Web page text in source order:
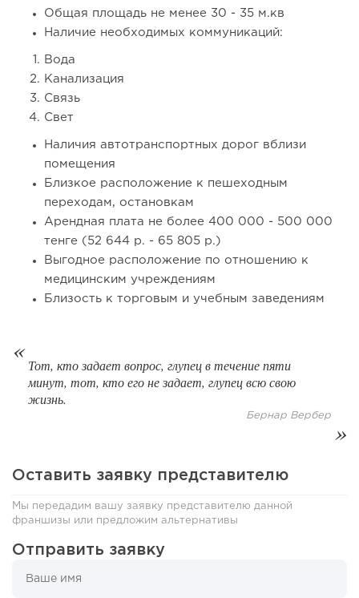
Общая площадь не менее 30 - 35 м.кв
Наличие необходимых коммуникаций:
Вода
Канализация
Связь
Свет
Наличия автотранспортных дорог вблизи
помещения
Близкое расположение к пешеходным
переходам, остановкам
Арендная плата не более 400 000 - 500 000
тенге (52 644 р. - 65 805 р.)
Выгодное расположение по отношению к
медицинским учреждениям
Близость к торговым и учебным заведениям
Тот, кто задает вопрос, глупец в течение пяти
минут, тот, кто его не задает, глупец всю свою
жизнь.
Бернар Вербер
Оставить заявку представителю
Мы передадим вашу заявку представителю данной
франшизы или предложим альтернативы
Отправить заявку